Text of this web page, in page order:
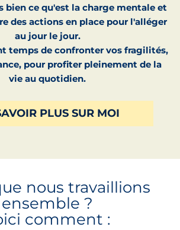
bien ce qu'est la charge mentale et
des actions en place pour l'alléger
au jour le jour.
temps de confronter vos fragilités,
pour profiter pleinement de la
vie au quotidien.
PLUS SUR MOI
nous travaillions
ensemble ?
comment :